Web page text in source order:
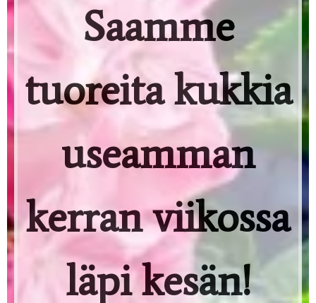
Saamme
tuoreita kukkia
useamman
kerran viikossa
läpi kesän!